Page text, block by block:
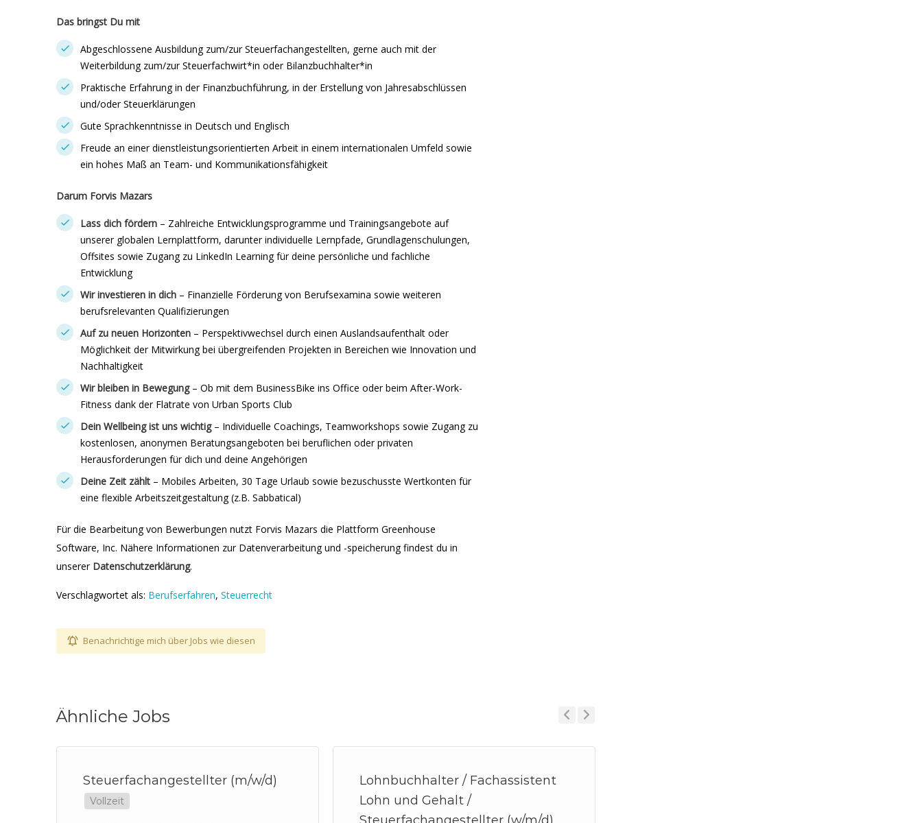
Das bringst Du mit
Abgeschlossene Ausbildung zum/zur Steuerfachangestellten, gerne auch mit der
Weiterbildung zum/zur Steuerfachwirt*in oder Bilanzbuchhalter*in
Praktische Erfahrung in der Finanzbuchführung, in der Erstellung von Jahresabschlüssen
und/oder Steuerklärungen
Gute Sprachkenntnisse in Deutsch und Englisch
Freude an einer dienstleistungsorientierten Arbeit in einem internationalen Umfeld sowie
ein hohes Maß an Team- und Kommunikationsfähigkeit
Darum Forvis Mazars
Lass dich fördern – Zahlreiche Entwicklungsprogramme und Trainingsangebote auf
unserer globalen Lernplattform, darunter individuelle Lernpfade, Grundlagenschulungen,
Offsites sowie Zugang zu LinkedIn Learning für deine persönliche und fachliche
Entwicklung
Wir investieren in dich – Finanzielle Förderung von Berufsexamina sowie weiteren
berufsrelevanten Qualifizierungen
Auf zu neuen Horizonten – Perspektivwechsel durch einen Auslandsaufenthalt oder
Möglichkeit der Mitwirkung bei übergreifenden Projekten in Bereichen wie Innovation und
Nachhaltigkeit
Wir bleiben in Bewegung– Ob mit dem BusinessBike ins Office oder beim After-Work-
Fitness dank der Flatrate von Urban Sports Club
Dein Wellbeing ist uns wichtig – Individuelle Coachings, Teamworkshops sowie Zugang zu
kostenlosen, anonymen Beratungsangeboten bei beruflichen oder privaten
Herausforderungen für dich und deine Angehörigen
Deine Zeit zählt – Mobiles Arbeiten, 30 Tage Urlaub sowie bezuschusste Wertkonten für
eine flexible Arbeitszeitgestaltung (z.B. Sabbatical)
Für die Bearbeitung von Bewerbungen nutzt Forvis Mazars die Plattform Greenhouse
Software, Inc. Nähere Informationen zur Datenverarbeitung und -speicherung findest du in
unserer Datenschutzerklärung.
Verschlagwortet als: Berufserfahren, Steuerrecht
Benachrichtige mich über Jobs wie diesen
Ähnliche Jobs
Steuerfachangestellter (m/w/d)
Vollzeit
Lohnbuchhalter / Fachassistent
Lohn und Gehalt /